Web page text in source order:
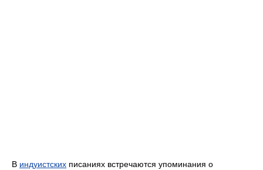
В индуистских писаниях встречаются упоминания о